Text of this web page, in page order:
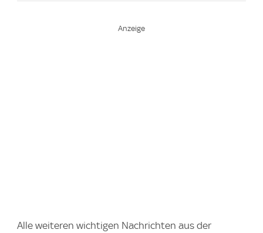
Alle weiteren wichtigen Nachrichten aus der